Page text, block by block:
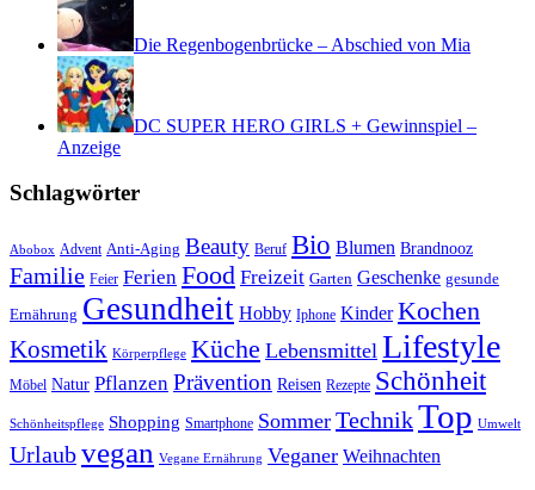
Die Regenbogenbrücke – Abschied von Mia
DC SUPER HERO GIRLS + Gewinnspiel –
Anzeige
Schlagwörter
Abobox Advent Anti-Aging Beauty Beruf Bio Blumen Brandnooz
Familie Feier Ferien Food Freizeit Garten Geschenke gesunde
Ernährung Gesundheit Hobby Iphone Kinder Kochen
Kosmetik Körperpflege Küche Lebensmittel Lifestyle
Möbel Natur Pflanzen Prävention Reisen Rezepte Schönheit
Schönheitspflege Shopping Smartphone Sommer TechnikTop Umwelt
Urlaubvegan Vegane Ernährung Veganer Weihnachten